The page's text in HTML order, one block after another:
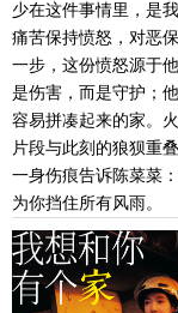
少在这件事情里，是
痛苦保持愤怒，对恶
一步，这份愤怒源于
是伤害，而是守护；
容易拼凑起来的家。
片段与此刻的狼狈重
一身伤痕告诉陈菜菜
为你挡住所有风雨。